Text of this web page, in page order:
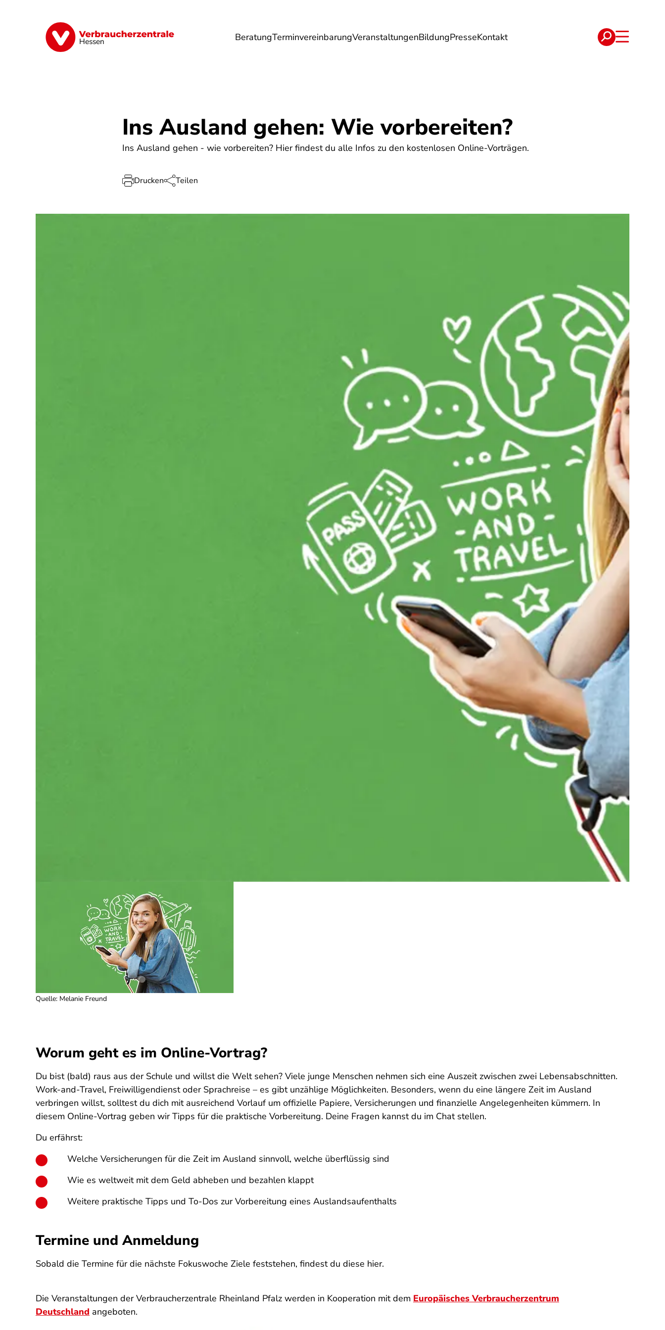
Hessen BeratungTerminvereinbarungVeranstaltungenBildungPresseKontakt
Digitales Energie Finanzen Gesundheit Lebensmittel Reise Umwelt Verträge
Ins Ausland gehen: Wie vorbereiten?
Ins Ausland gehen - wie vorbereiten? Hier findest du alle Infos zu den kostenlosen Online-Vorträgen.
Drucken Teilen
Quelle: Melanie Freund
Worum geht es im Online-Vortrag?
Du bist (bald) raus aus der Schule und willst die Welt sehen? Viele junge Menschen nehmen sich eine Auszeit zwischen zwei Lebensabschnitten.
Work-and-Travel, Freiwilligendienst oder Sprachreise – es gibt unzählige Möglichkeiten. Besonders, wenn du eine längere Zeit im Ausland
verbringen willst, solltest du dich mit ausreichend Vorlauf um offizielle Papiere, Versicherungen und finanzielle Angelegenheiten kümmern. In
diesem Online-Vortrag geben wir Tipps für die praktische Vorbereitung. Deine Fragen kannst du im Chat stellen.
Du erfährst:
Welche Versicherungen für die Zeit im Ausland sinnvoll, welche überflüssig sind
Wie es weltweit mit dem Geld abheben und bezahlen klappt
Weitere praktische Tipps und To-Dos zur Vorbereitung eines Auslandsaufenthalts
Termine und Anmeldung
Sobald die Termine für die nächste Fokuswoche Ziele feststehen, findest du diese hier.
Die Veranstaltungen der Verbraucherzentrale Rheinland Pfalz werden in Kooperation mit dem Europäisches Verbraucherzentrum
Deutschland angeboten.